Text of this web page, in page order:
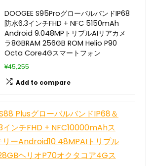
DOOGEE S95ProグローバルバンドIP68
防水6.3インチFHD + NFC 5150mAh
Android 9.048MPトリプルAIリアカメ
ラ8GBRAM 256GB ROM Helio P90
Octa Core4Gスマートフォン
¥45,255
Add to compare